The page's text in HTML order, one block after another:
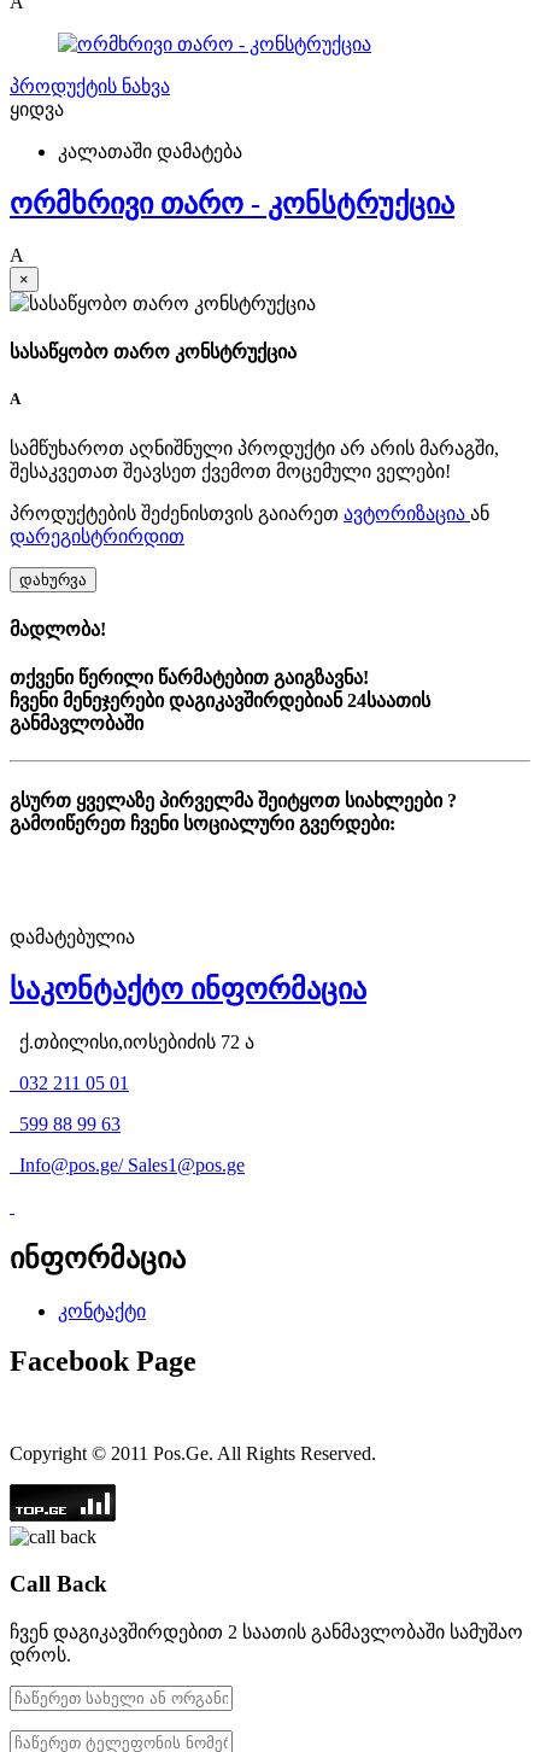
პროდუქტის ნახვა
ყიდვა
კალათაში დამატება
ორმხრივი თარო - კონსტრუქცია
A
×
სასაწყობო თარო კონსტრუქცია
A
სამწუხაროთ აღნიშნული პროდუქტი არ არის მარაგში,
შესაკვეთათ შეავსეთ ქვემოთ მოცემული ველები!
პროდუქტების შეძენისთვის გაიარეთ ავტორიზაცია ან
დარეგისტრირდით
დახურვა
მადლობა!
თქვენი წერილი წარმატებით გაიგზავნა!
ჩვენი მენეჯერები დაგიკავშირდებიან 24საათის
განმავლობაში
გსურთ ყველაზე პირველმა შეიტყოთ სიახლეები ?
გამოიწერეთ ჩვენი სოციალური გვერდები:
დამატებულია
საკონტაქტო ინფორმაცია
ქ.თბილისი,იოსებიძის 72 ა
032 211 05 01
599 88 99 63
Info@pos.ge/ Sales1@pos.ge
ინფორმაცია
კონტაქტი
Facebook Page
Copyright © 2011 Pos.Ge. All Rights Reserved.
Call Back
ჩვენ დაგიკავშირდებით 2 საათის განმავლობაში სამუშაო
დროს.